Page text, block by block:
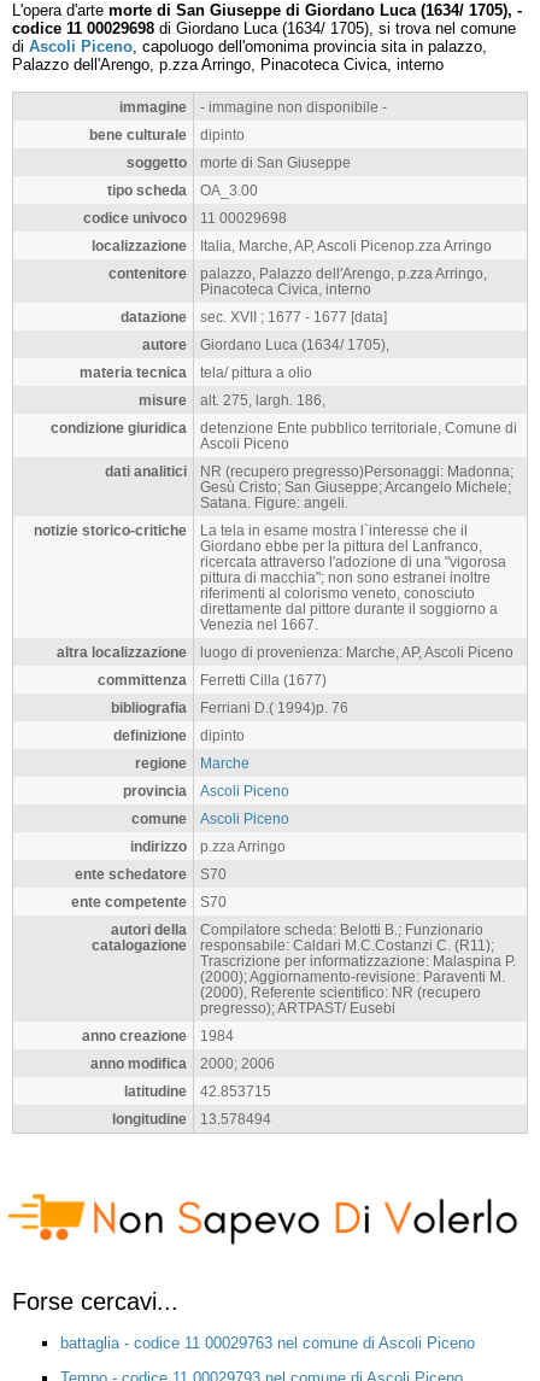
L'opera d'arte morte di San Giuseppe di Giordano Luca (1634/ 1705), -
codice 11 00029698 di Giordano Luca (1634/ 1705), si trova nel comune
di Ascoli Piceno, capoluogo dell'omonima provincia sita in palazzo,
Palazzo dell'Arengo, p.zza Arringo, Pinacoteca Civica, interno
immagine
- immagine non disponibile -
bene culturale
dipinto
soggetto
morte di San Giuseppe
tipo scheda
OA_3.00
codice univoco
11 00029698
localizzazione
Italia, Marche, AP, Ascoli Picenop.zza Arringo
contenitore
palazzo, Palazzo dell'Arengo, p.zza Arringo,
Pinacoteca Civica, interno
datazione
sec. XVII ; 1677 - 1677 [data]
autore
Giordano Luca (1634/ 1705),
materia tecnica
tela/ pittura a olio
misure
alt. 275, largh. 186,
condizione giuridica
detenzione Ente pubblico territoriale, Comune di
Ascoli Piceno
dati analitici
NR (recupero pregresso)Personaggi: Madonna;
Gesù Cristo; San Giuseppe; Arcangelo Michele;
Satana. Figure: angeli.
notizie storico-critiche
La tela in esame mostra l`interesse che il
Giordano ebbe per la pittura del Lanfranco,
ricercata attraverso l'adozione di una "vigorosa
pittura di macchia"; non sono estranei inoltre
riferimenti al colorismo veneto, conosciuto
direttamente dal pittore durante il soggiorno a
Venezia nel 1667.
altra localizzazione
luogo di provenienza: Marche, AP, Ascoli Piceno
committenza
Ferretti Cilla (1677)
bibliografia
Ferriani D.( 1994)p. 76
definizione
dipinto
regione
Marche
provincia
Ascoli Piceno
comune
Ascoli Piceno
indirizzo
p.zza Arringo
ente schedatore
S70
ente competente
S70
autori della
catalogazione
Compilatore scheda: Belotti B.; Funzionario
responsabile: Caldari M.C.Costanzi C. (R11);
Trascrizione per informatizzazione: Malaspina P.
(2000); Aggiornamento-revisione: Paraventi M.
(2000), Referente scientifico: NR (recupero
pregresso); ARTPAST/ Eusebi
anno creazione
1984
anno modifica
2000; 2006
latitudine
42.853715
longitudine
13.578494
Forse cercavi...
battaglia - codice 11 00029763 nel comune di Ascoli Piceno